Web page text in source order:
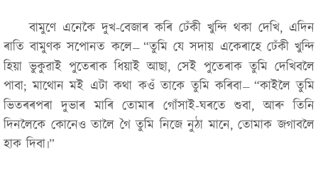
বামুণে এনেকৈ দুখ-বেজাৰ কৰি ঢেঁকী খুন্দি থকা দেখি, এদিন
ৰাতি বামুণক সপোনত কলে— “তুমি যে সদায় একেৰাহে ঢেঁকী খুন্দি
হিয়া ভুকুৱাই পুতেৰাক ধিয়াই আছা, সেই পুতেৰাক তুমি দেখিবলৈ
পাবা; মাথোন মই এটা কথা কওঁ তাকে তুমি কৰিবা— “কাইলৈ তুমি
ভিতৰৰপৰা দুভাৰ মাৰি তোমাৰ গোঁসাই-ঘৰতে শুবা, আৰু তিনি
দিনলৈকে কোনেও তালৈ গৈ তুমি নিজে নুঠা মানে, তোমাক জগাবলৈ
হাক দিবা৷”